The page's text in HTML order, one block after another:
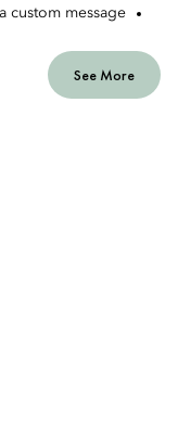
custom message
See More